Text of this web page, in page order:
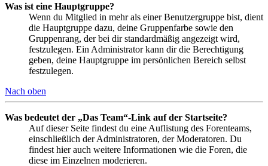
Was ist eine Hauptgruppe?
Wenn du Mitglied in mehr als einer Benutzergruppe bist, dient
die Hauptgruppe dazu, deine Gruppenfarbe sowie den
Gruppenrang, der bei dir standardmäßig angezeigt wird,
festzulegen. Ein Administrator kann dir die Berechtigung
geben, deine Hauptgruppe im persönlichen Bereich selbst
festzulegen.
Nach oben
Was bedeutet der „Das Team“-Link auf der Startseite?
Auf dieser Seite findest du eine Auflistung des Forenteams,
einschließlich der Administratoren, der Moderatoren. Du
findest hier auch weitere Informationen wie die Foren, die
diese im Einzelnen moderieren.